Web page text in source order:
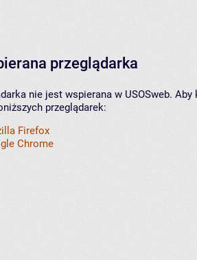
przeglądarka
nie jest wspierana w USOSweb.
przeglądarek:
Firefox
Chrome